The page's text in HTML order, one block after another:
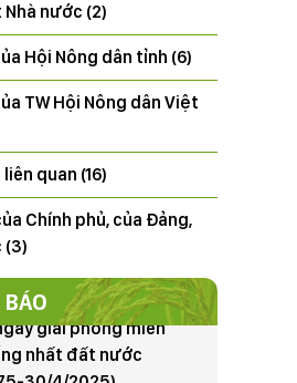
nước (2)
Hội Nông dân tỉnh (6)
TW Hội Nông dân Việt
quan (16)
Chính phủ, của Đảng,
(3)
BÁO
Kết quả tổng điều
sinh vật gây hại
vụ, dự báo SVGH trên
Mùa 2026
V/v đảm bảo an toàn
xả lũ hồ thủy điện Hòa
giải phóng miền
nhất đất nước
30/4/2025)